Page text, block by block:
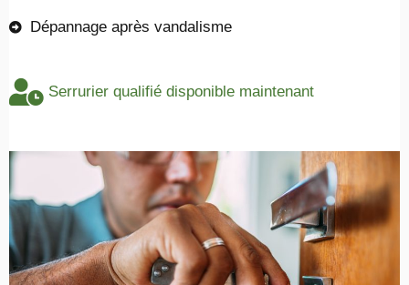
Dépannage après vandalisme
Serrurier qualifié disponible maintenant